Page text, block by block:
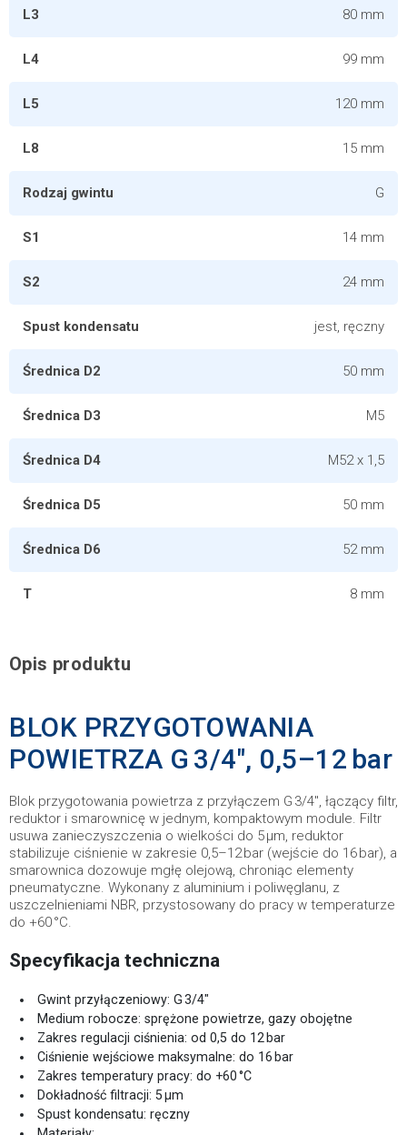
L3 80 mm
L4 99 mm
L5 120 mm
L8 15 mm
Rodzaj gwintu G
S1 14 mm
S2 24 mm
Spust kondensatu jest, ręczny
Średnica D2 50 mm
Średnica D3 M5
Średnica D4 M52 x 1,5
Średnica D5 50 mm
Średnica D6 52 mm
T 8 mm
Opis produktu
BLOK PRZYGOTOWANIA
POWIETRZA G 3/4″, 0,5–12 bar
Blok przygotowania powietrza z przyłączem G 3/4″, łączący filtr,
reduktor i smarownicę w jednym, kompaktowym module. Filtr
usuwa zanieczyszczenia o wielkości do 5 μm, reduktor
stabilizuje ciśnienie w zakresie 0,5–12 bar (wejście do 16 bar), a
smarownica dozowuje mgłę olejową, chroniąc elementy
pneumatyczne. Wykonany z aluminium i poliwęglanu, z
uszczelnieniami NBR, przystosowany do pracy w temperaturze
do +60 °C.
Specyfikacja techniczna
Gwint przyłączeniowy: G 3/4″
Medium robocze: sprężone powietrze, gazy obojętne
Zakres regulacji ciśnienia: od 0,5 do 12 bar
Ciśnienie wejściowe maksymalne: do 16 bar
Zakres temperatury pracy: do +60 °C
Dokładność filtracji: 5 μm
Spust kondensatu: ręczny